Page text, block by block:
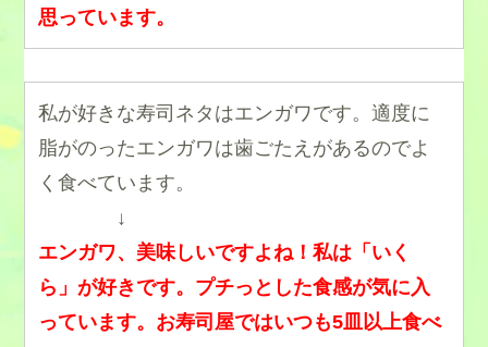
思っています。
私が好きな寿司ネタはエンガワです。適度に
脂がのったエンガワは歯ごたえがあるのでよ
く食べています。
↓
エンガワ、美味しいですよね！私は「いく
ら」が好きです。プチっとした食感が気に入
っています。お寿司屋ではいつも5皿以上食べ